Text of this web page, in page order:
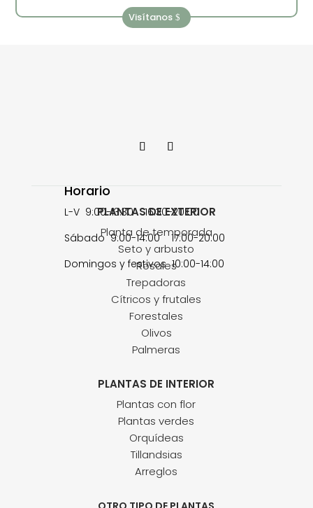
Visítanos
Horario
L-V 9:00-13:30 16:30-20:00
Sábado 9:00-14:00 17:00-20:00
Domingos y festivos 10:00-14:00
PLANTAS DE EXTERIOR
Planta de temporada
Seto y arbusto
Rosales
Trepadoras
Cítricos y frutales
Forestales
Olivos
Palmeras
PLANTAS DE INTERIOR
Plantas con flor
Plantas verdes
Orquídeas
Tillandsias
Arreglos